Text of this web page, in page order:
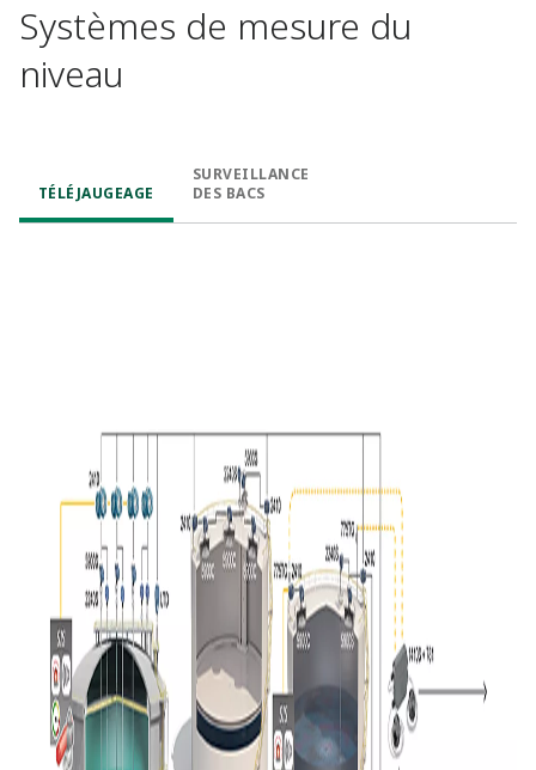
Systèmes de mesure du
niveau
TÉLÉJAUGEAGE​
SURVEILLANCE
DES BACS​